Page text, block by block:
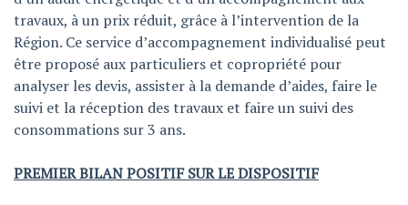
travaux, à un prix réduit, grâce à l’intervention de la
Région. Ce service d’accompagnement individualisé peut
être proposé aux particuliers et copropriété pour
analyser les devis, assister à la demande d’aides, faire le
suivi et la réception des travaux et faire un suivi des
consommations sur 3 ans.
PREMIER BILAN POSITIF SUR LE DISPOSITIF